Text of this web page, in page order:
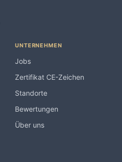
UNTERNEHMEN
Jobs
Zertifikat CE-Zeichen
Standorte
Bewertungen
Über uns